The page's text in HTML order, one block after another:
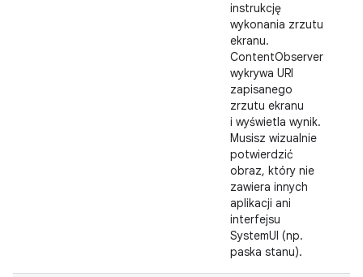
instrukcję
wykonania zrzutu
ekranu.
ContentObserver
wykrywa URI
zapisanego
zrzutu ekranu
i wyświetla wynik.
Musisz wizualnie
potwierdzić
obraz, który nie
zawiera innych
aplikacji ani
interfejsu
SystemUI (np.
paska stanu).